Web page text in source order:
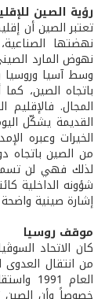
رؤية الصين
تعتبر الصين أن
نهضتها
نهوض المارد
وسط آسيا وروسيا
باتجاه الصين،
المجال. فالإقليم
القديمة يشكّل
الخيرات وعبره
من الصين باتجاه
لذلك فهي لن
شؤونه الداخلية
إشارة صينية
موقف روسيا
كان الاتحاد
من انتقال
العام